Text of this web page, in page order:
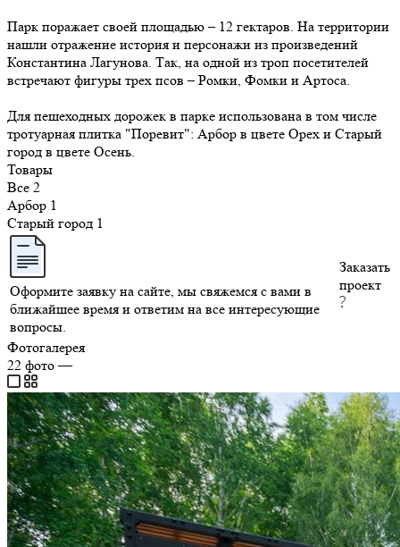
Парк поражает своей площадью – 12 гектаров. На территории
нашли отражение история и персонажи из произведений
Константина Лагунова. Так, на одной из троп посетителей
встречают фигуры трех псов – Ромки, Фомки и Артоса.
Для пешеходных дорожек в парке использована в том числе
тротуарная плитка "Поревит": Арбор в цвете Орех и Старый
город в цвете Осень.
Товары
Все 2
Арбор 1
Старый город 1
Оформите заявку на сайте, мы свяжемся с вами в
ближайшее время и ответим на все интересующие
вопросы.
Заказать
проект
Фотогалерея
22 фото—